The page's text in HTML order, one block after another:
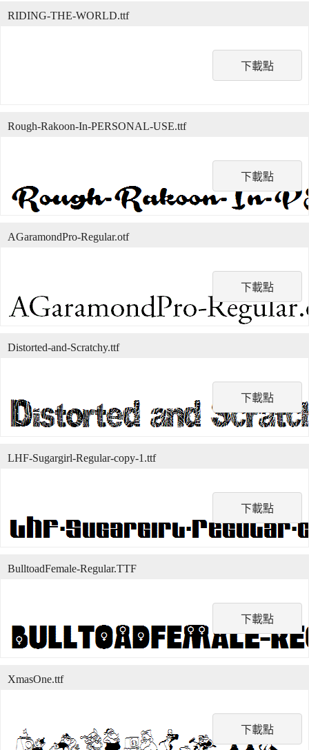
下載點
RIDING-THE-WORLD.ttf
下載點
Rough-Rakoon-In-PERSONAL-USE.ttf
下載點
AGaramondPro-Regular.otf
下載點
Distorted-and-Scratchy.ttf
下載點
LHF-Sugargirl-Regular-copy-1.ttf
下載點
BulltoadFemale-Regular.TTF
下載點
XmasOne.ttf